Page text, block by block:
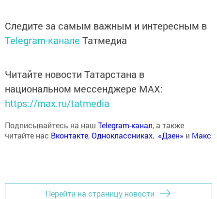
Следите за самым важным и интересным в
Telegram-канале Татмедиа
Читайте новости Татарстана в
национальном мессенджере MАХ:
https://max.ru/tatmedia
Подписывайтесь на наш Telegram-канал, а также
читайте нас Вконтакте,Одноклассниках, «Дзен» и Макс
Перейти на страницу новости